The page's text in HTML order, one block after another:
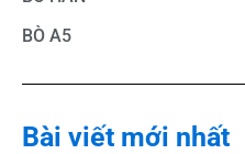
BÒ A5
Bài viết mới nhất